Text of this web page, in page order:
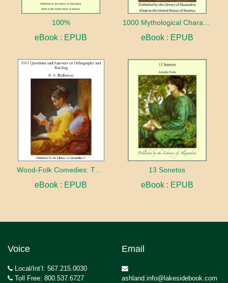
100%
eBook : EPUB eBook : EPUB
Wood-Folk Comedies: The Play of Wild-animal Life on a Natural Stage
eBook : EPUB
13 Sonetos
eBook : EPUB
Voice
Local/Int’l: 567.215.0030
Toll Free: 800.537.6727
Email
ashland.info@lakesidebook.com